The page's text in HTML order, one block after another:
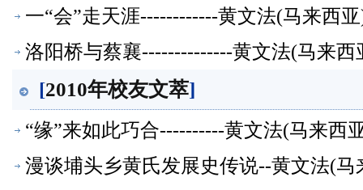
一“会”走天涯------------黄文法(马来西
洛阳桥与蔡襄--------------黄文法(马来
[2010年校友文萃]
“缘”来如此巧合----------黄文法(马来西
漫谈埔头乡黄氏发展史传说--黄文法(